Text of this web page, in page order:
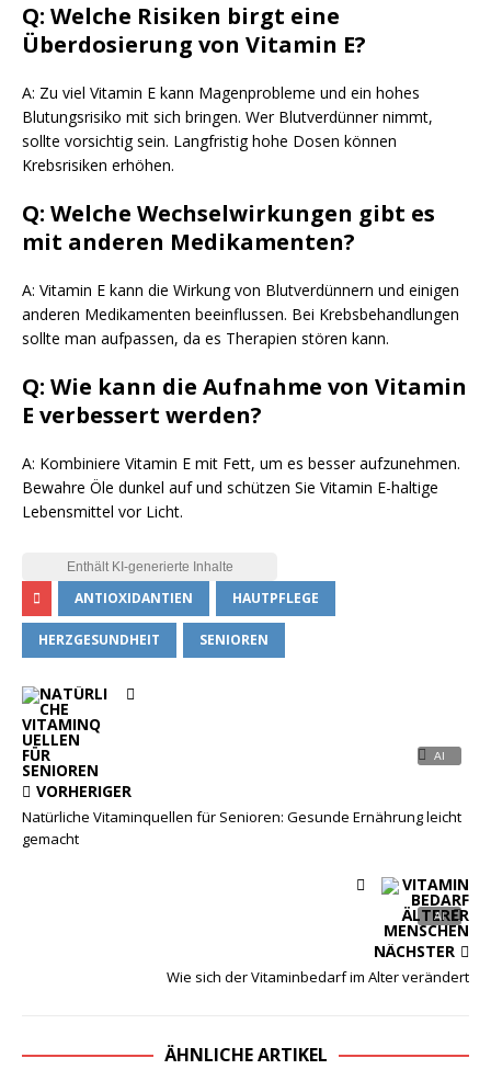
Q: Welche Risiken birgt eine
Überdosierung von Vitamin E?
A: Zu viel Vitamin E kann Magenprobleme und ein hohes
Blutungsrisiko mit sich bringen. Wer Blutverdünner nimmt,
sollte vorsichtig sein. Langfristig hohe Dosen können
Krebsrisiken erhöhen.
Q: Welche Wechselwirkungen gibt es
mit anderen Medikamenten?
A: Vitamin E kann die Wirkung von Blutverdünnern und einigen
anderen Medikamenten beeinflussen. Bei Krebsbehandlungen
sollte man aufpassen, da es Therapien stören kann.
Q: Wie kann die Aufnahme von Vitamin
E verbessert werden?
A: Kombiniere Vitamin E mit Fett, um es besser aufzunehmen.
Bewahre Öle dunkel auf und schützen Sie Vitamin E-haltige
Lebensmittel vor Licht.
ANTIOXIDANTIEN HAUTPFLEGE
HERZGESUNDHEIT SENIOREN
VORHERIGER
Natürliche Vitaminquellen für Senioren: Gesunde Ernährung leicht
gemacht
NÄCHSTER
Wie sich der Vitaminbedarf im Alter verändert
ÄHNLICHE ARTIKEL